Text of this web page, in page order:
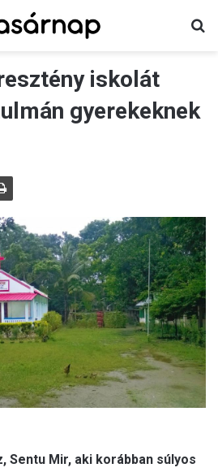
iskolát
gyerekeknek
Sentu Mir, aki korábban súlyos